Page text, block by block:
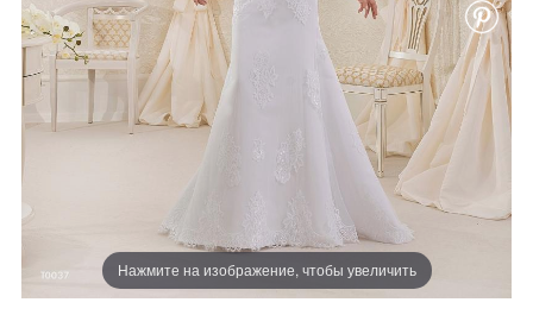
Нажмите на изображение, чтобы увеличить